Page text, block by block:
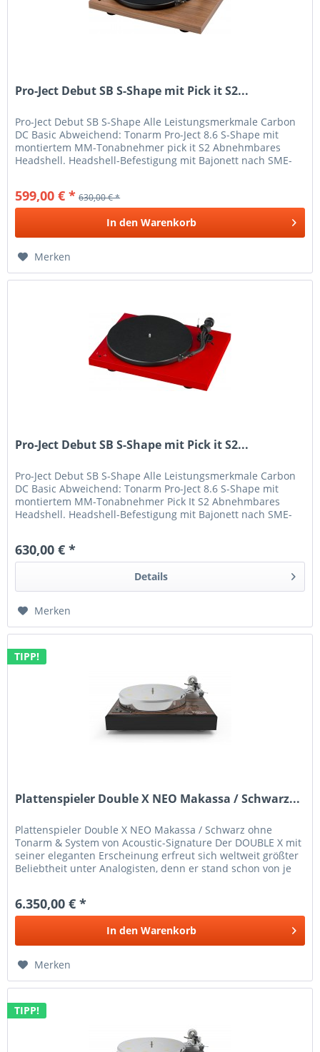
Pro-Ject Debut SB S-Shape mit Pick it S2...
Pro-Ject Debut SB S-Shape Alle Leistungsmerkmale Carbon
DC Basic Abweichend: Tonarm Pro-Ject 8.6 S-Shape mit
montiertem MM-Tonabnehmer pick it S2 Abnehmbares
Headshell. Headshell-Befestigung mit Bajonett nach SME-
599,00 € * 630,00 € *
In den Warenkorb
Merken
Pro-Ject Debut SB S-Shape mit Pick it S2...
Pro-Ject Debut SB S-Shape Alle Leistungsmerkmale Carbon
DC Basic Abweichend: Tonarm Pro-Ject 8.6 S-Shape mit
montiertem MM-Tonabnehmer Pick It S2 Abnehmbares
Headshell. Headshell-Befestigung mit Bajonett nach SME-
630,00 € *
Details
Merken
TIPP!
Plattenspieler Double X NEO Makassa / Schwarz...
Plattenspieler Double X NEO Makassa / Schwarz ohne
Tonarm & System von Acoustic-Signature Der DOUBLE X mit
seiner eleganten Erscheinung erfreut sich weltweit größter
Beliebtheit unter Analogisten, denn er stand schon von je
6.350,00 € *
In den Warenkorb
Merken
TIPP!